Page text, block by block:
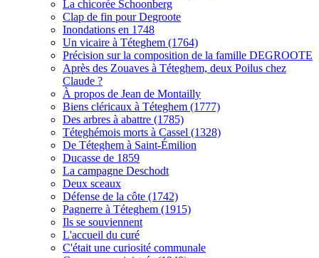
La chicorée Schoonberg
Clap de fin pour Degroote
Inondations en 1748
Un vicaire à Téteghem (1764)
Précision sur la composition de la famille DEGROOTE
Après des Zouaves à Téteghem, deux Poilus chez
Claude ?
À propos de Jean de Montailly
Biens cléricaux à Téteghem (1777)
Des arbres à abattre (1785)
Téteghémois morts à Cassel (1328)
De Téteghem à Saint-Émilion
Ducasse de 1859
La campagne Deschodt
Deux sceaux
Défense de la côte (1742)
Pagnerre à Téteghem (1915)
Ils se souviennent
L'accueil du curé
C'était une curiosité communale